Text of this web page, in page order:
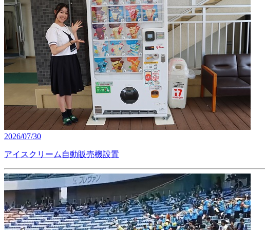
2026/07/30
アイスクリーム自動販売機設置